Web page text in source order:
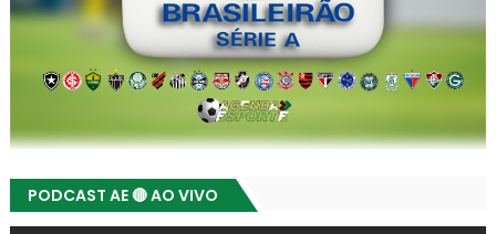
PODCAST AE 🔴 AO VIVO